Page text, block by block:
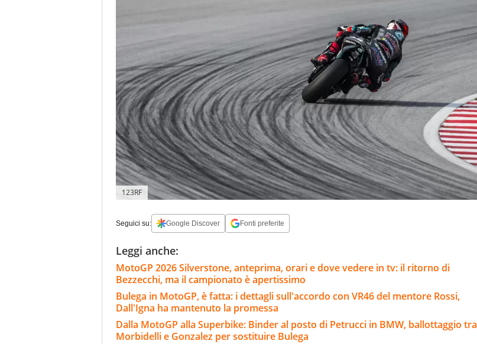
123RF
Seguici su: Google Discover Fonti preferite
Leggi anche:
MotoGP 2026 Silverstone, anteprima, orari e dove vedere in tv: il ritorno di
Bezzecchi, ma il campionato è apertissimo
Bulega in MotoGP, è fatta: i dettagli sull'accordo con VR46 del mentore Rossi,
Dall'Igna ha mantenuto la promessa
Dalla MotoGP alla Superbike: Binder al posto di Petrucci in BMW, ballottaggio tra
Morbidelli e Gonzalez per sostituire Bulega